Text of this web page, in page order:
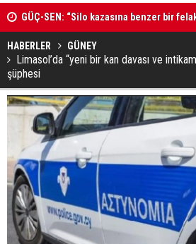
karşıya kalınmaması adına harekete
MAHKEME İLANI
HABERLER GÜNEY
Limasol’da “yeni bir kan davası ve
şüphesi